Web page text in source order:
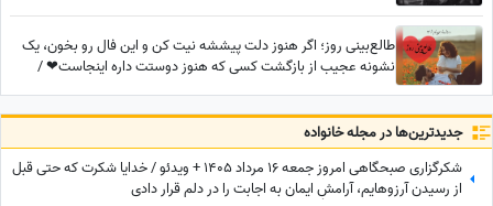
طالع‌بینی روز؛ اگر هنوز دلت پیششه نیت کن و این فال رو بخون، یک
نشونه عجیب از بازگشت کسی که هنوز دوستت داره اینجاست❤ /
جدید‌ترین‌ها در مجله خانواده
شکرگزاری صبحگاهی امروز جمعه 16 مرداد 1405 + ویدئو / خدایا شکرت که حتی قبل
از رسیدن آرزوهایم، آرامشِ ایمان به اجابت را در دلم قرار دادی